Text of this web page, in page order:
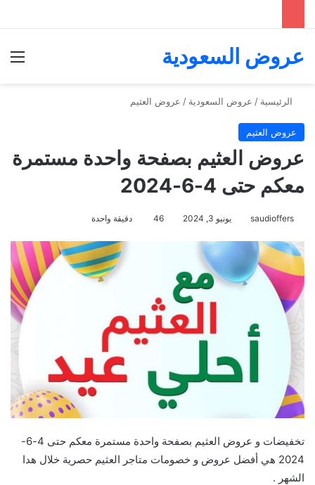
عروض السعودية
الرئيسية / عروض السعودية / عروض العثيم
عروض العثيم
عروض العثيم بصفحة واحدة مستمرة
معكم حتى 4-6-2024
saudioffers يونيو 3, 2024 46 دقيقة واحدة
تخفيضات و عروض العثيم بصفحة واحدة مستمرة معكم حتى 4-6-
2024 هي أفضل عروض و خصومات متاجر العثيم حصرية خلال هدا
الشهر .